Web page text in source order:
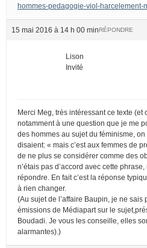
hommes-pedagogie-viol-harcelement-
15 mai 2016 à 14 h 00 minRÉPONDRE
Lison
Invité
Merci Meg, très intéressant ce texte (et
notamment à une question que je me
des hommes au sujet du féminisme,
disaient: « mais c’est aux femmes de
de ne plus se considérer comme des
n’étais pas d’accord avec cette
répondre. En fait c’est la réponse
à rien changer.
(Au sujet de l’affaire Baupin, je ne sais
émissions de Médiapart sur le
Boudadi. Je vous les conseille, elles
alarmantes).)